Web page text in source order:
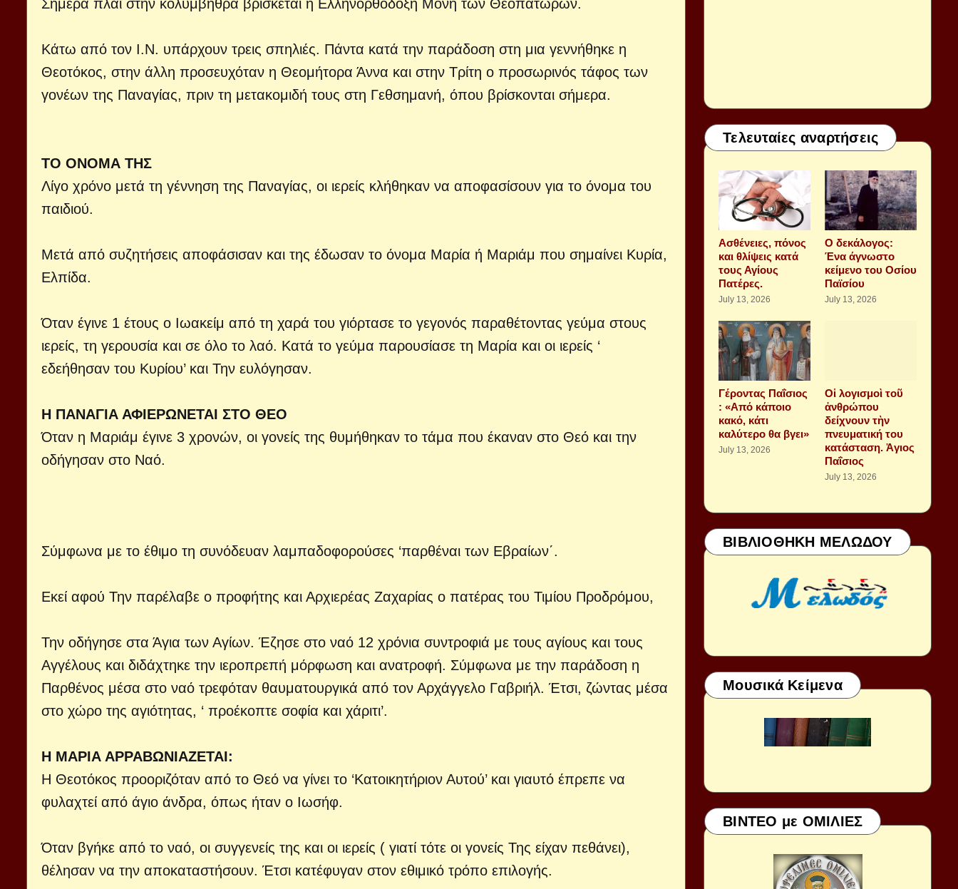
Σήμερα πλάϊ στην κολυμβήθρα βρίσκεται η Ελληνορθόδοξη Μονή των Θεοπατώρων.
Κάτω από τον Ι.Ν. υπάρχουν τρεις σπηλιές. Πάντα κατά την παράδοση στη μια γεννήθηκε η
Θεοτόκος, στην άλλη προσευχόταν η Θεομήτορα Άννα και στην Τρίτη ο προσωρινός τάφος των
γονέων της Παναγίας, πριν τη μετακομιδή τους στη Γεθσημανή, όπου βρίσκονται σήμερα.
ΤΟ ΟΝΟΜΑ ΤΗΣ
Λίγο χρόνο μετά τη γέννηση της Παναγίας, οι ιερείς κλήθηκαν να αποφασίσουν για το όνομα του
παιδιού.
Μετά από συζητήσεις αποφάσισαν και της έδωσαν το όνομα Μαρία ή Μαριάμ που σημαίνει Κυρία,
Ελπίδα.
Όταν έγινε 1 έτους ο Ιωακείμ από τη χαρά του γιόρτασε το γεγονός παραθέτοντας γεύμα στους
ιερείς, τη γερουσία και σε όλο το λαό. Κατά το γεύμα παρουσίασε τη Μαρία και οι ιερείς ‘
εδεήθησαν του Κυρίου’ και Την ευλόγησαν.
Η ΠΑΝΑΓΙΑ ΑΦΙΕΡΩΝΕΤΑΙ ΣΤΟ ΘΕΟ
Όταν η Μαριάμ έγινε 3 χρονών, οι γονείς της θυμήθηκαν το τάμα που έκαναν στο Θεό και την
οδήγησαν στο Ναό.
Σύμφωνα με το έθιμο τη συνόδευαν λαμπαδοφορούσες ‘παρθέναι των Εβραίων΄.
Εκεί αφού Την παρέλαβε ο προφήτης και Αρχιερέας Ζαχαρίας ο πατέρας του Τιμίου Προδρόμου,
Την οδήγησε στα Άγια των Αγίων. Έζησε στο ναό 12 χρόνια συντροφιά με τους αγίους και τους
Αγγέλους και διδάχτηκε την ιεροπρεπή μόρφωση και ανατροφή. Σύμφωνα με την παράδοση η
Παρθένος μέσα στο ναό τρεφόταν θαυματουργικά από τον Αρχάγγελο Γαβριήλ. Έτσι, ζώντας μέσα
στο χώρο της αγιότητας, ‘ προέκοπτε σοφία και χάριτι’.
Η ΜΑΡΙΑ ΑΡΡΑΒΩΝΙΑΖΕΤΑΙ:
Η Θεοτόκος προοριζόταν από το Θεό να γίνει το ‘Κατοικητήριον Αυτού’ και γιαυτό έπρεπε να
φυλαχτεί από άγιο άνδρα, όπως ήταν ο Ιωσήφ.
Όταν βγήκε από το ναό, οι συγγενείς της και οι ιερείς ( γιατί τότε οι γονείς Της είχαν πεθάνει),
θέλησαν να την αποκαταστήσουν. Έτσι κατέφυγαν στον εθιμικό τρόπο επιλογής.
Τελευταίες αναρτήσεις
Aσθένειες, πόνος
και θλίψεις κατά
τους Αγίους
Πατέρες.
July 13, 2026
Ο δεκάλογος:
Ένα άγνωστο
κείμενο του Οσίου
Παϊσίου
July 13, 2026
Γέροντας Παΐσιος
: «Από κάποιο
κακό, κάτι
καλύτερο θα βγει»
July 13, 2026
Οἱ λογισμοὶ τοῦ
ἀνθρώπου
δείχνουν τὴν
πνευματική του
κατάσταση. Ἁγιος
Παΐσιος
July 13, 2026
ΒΙΒΛΙΟΘΗΚΗ ΜΕΛΩΔΟΥ
Μουσικά Κείμενα
ΒΙΝΤΕΟ με ΟΜΙΛΙΕΣ